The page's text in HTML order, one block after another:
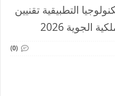
التطبيقية تقنيين
الجوية 2026
(0)